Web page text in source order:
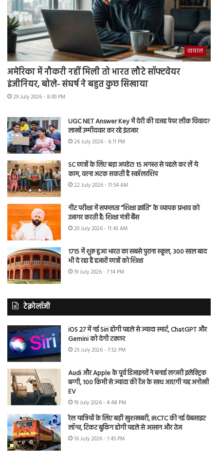
वायरल
अमेरिका में नौकरी नहीं मिली तो भारत लौटे सॉफ्टवेयर
इंजीनियर, बोले- संघर्ष ने बहुत कुछ सिखाया
29 July 2026 - 8:00 PM
UGC NET Answer Key में देरी की वजह पेपर लीक विवाद?
लाखों उम्मीदवार कर रहे इंतजार
26 July 2026 - 6:11 PM
SC छात्रों के लिए बड़ा अपडेट! 15 अगस्त से पहले कर लें ये
काम, वरना अटक सकती है स्कॉलरशिप
22 July 2026 - 11:54 AM
नीट परीक्षा में सफलता “शिक्षा क्रांति” के व्यापक प्रभाव को
उजागर करती है: शिक्षा मंत्री बैंस
20 July 2026 - 11:43 AM
1715 में शुरू हुआ भारत का सबसे पुराना स्कूल, 300 साल बाद
भी दे रहा है हजारों छात्रों को शिक्षा
19 July 2026 - 7:14 PM
टेक्नोलॉजी
iOS 27 में नई Siri होगी पहले से ज्यादा स्मार्ट, ChatGPT और
Gemini को देगी टक्कर
25 July 2026 - 7:52 PM
Audi और Apple के पूर्व डिजाइनरों ने बनाई लग्जरी इलेक्ट्रिक
बग्गी, 100 किमी से ज्यादा की रेंज के साथ आएगी यह अनोखी
EV
19 July 2026 - 4:48 PM
रेल यात्रियों के लिए बड़ी खुशखबरी, IRCTC की नई वेबसाइट
लॉन्च, टिकट बुकिंग होगी पहले से आसान और तेज
16 July 2026 - 1:45 PM